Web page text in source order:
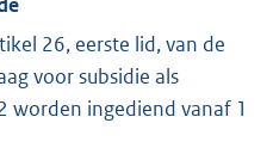
26, eerste lid, van de
voor subsidie als
worden ingediend vanaf 1